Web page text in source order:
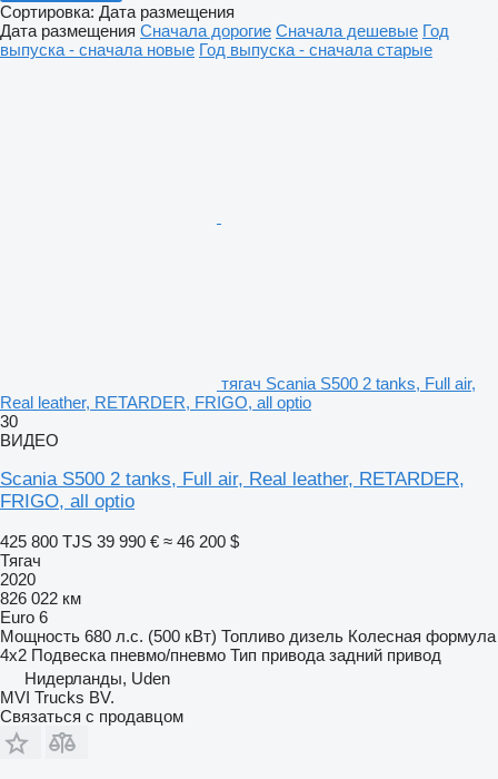
Сортировка: Дата размещения
Дата размещения Сначала дорогие Сначала дешевые Год
выпуска - сначала новые Год выпуска - сначала старые
тягач Scania S500 2 tanks, Full air,
Real leather, RETARDER, FRIGO, all optio
30
ВИДЕО
Scania S500 2 tanks, Full air, Real leather, RETARDER,
FRIGO, all optio
425 800 TJS 39 990 € ≈ 46 200 $
Тягач
2020
826 022 км
Euro 6
Мощность 680 л.с. (500 кВт) Топливо дизель Колесная формула
4x2 Подвеска пневмо/пневмо Тип привода задний привод
Нидерланды, Uden
MVI Trucks BV.
Связаться с продавцом